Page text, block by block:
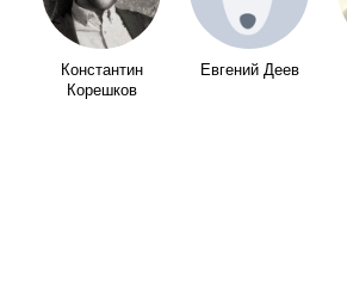
Константин
Корешков
Евгений Деев